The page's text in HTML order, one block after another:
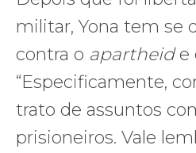
militar, Yona tem se
contra o apartheide
“Especificamente,
trato de assuntos
prisioneiros. Vale